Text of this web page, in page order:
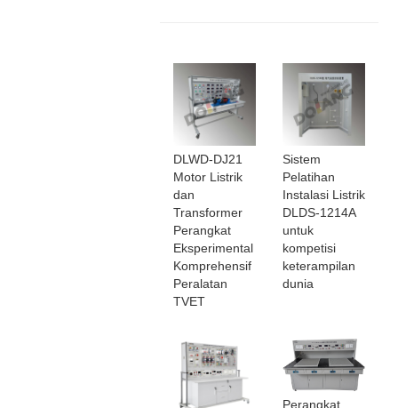
DLWD-DJ21
Motor Listrik
dan
Transformer
Perangkat
Eksperimental
Komprehensif
Peralatan
TVET
Sistem
Pelatihan
Instalasi Listrik
DLDS-1214A
untuk
kompetisi
keterampilan
dunia
Perangkat